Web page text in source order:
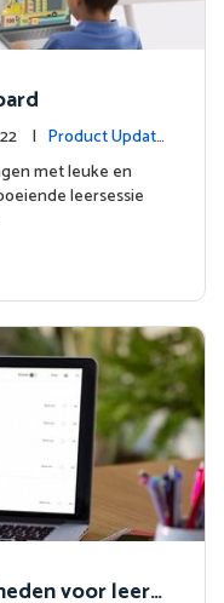
| Product Update
met leuke en
leersessie
voor leerk